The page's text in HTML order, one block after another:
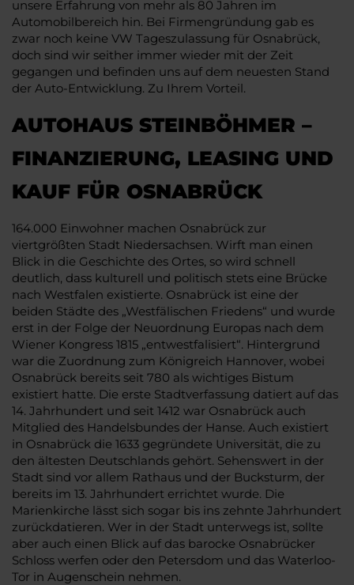
unsere Erfahrung von mehr als 80 Jahren im
Automobilbereich hin. Bei Firmengründung gab es
zwar noch keine VW Tageszulassung für Osnabrück,
doch sind wir seither immer wieder mit der Zeit
gegangen und befinden uns auf dem neuesten Stand
der Auto-Entwicklung. Zu Ihrem Vorteil.
AUTOHAUS STEINBÖHMER –
FINANZIERUNG, LEASING UND
KAUF FÜR OSNABRÜCK
164.000 Einwohner machen Osnabrück zur
viertgrößten Stadt Niedersachsen. Wirft man einen
Blick in die Geschichte des Ortes, so wird schnell
deutlich, dass kulturell und politisch stets eine Brücke
nach Westfalen existierte. Osnabrück ist eine der
beiden Städte des „Westfälischen Friedens“ und wurde
erst in der Folge der Neuordnung Europas nach dem
Wiener Kongress 1815 „entwestfalisiert“. Hintergrund
war die Zuordnung zum Königreich Hannover, wobei
Osnabrück bereits seit 780 als wichtiges Bistum
existiert hatte. Die erste Stadtverfassung datiert auf das
14. Jahrhundert und seit 1412 war Osnabrück auch
Mitglied des Handelsbundes der Hanse. Auch existiert
in Osnabrück die 1633 gegründete Universität, die zu
den ältesten Deutschlands gehört. Sehenswert in der
Stadt sind vor allem Rathaus und der Bucksturm, der
bereits im 13. Jahrhundert errichtet wurde. Die
Marienkirche lässt sich sogar bis ins zehnte Jahrhundert
zurückdatieren. Wer in der Stadt unterwegs ist, sollte
aber auch einen Blick auf das barocke Osnabrücker
Schloss werfen oder den Petersdom und das Waterloo-
Tor in Augenschein nehmen.